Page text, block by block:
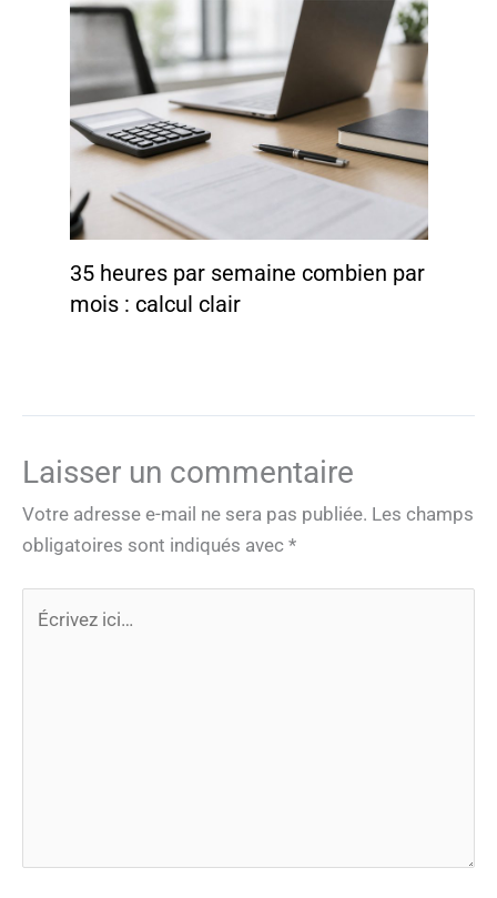
35 heures par semaine combien par
mois : calcul clair
Laisser un commentaire
Votre adresse e-mail ne sera pas publiée. Les champs
obligatoires sont indiqués avec *